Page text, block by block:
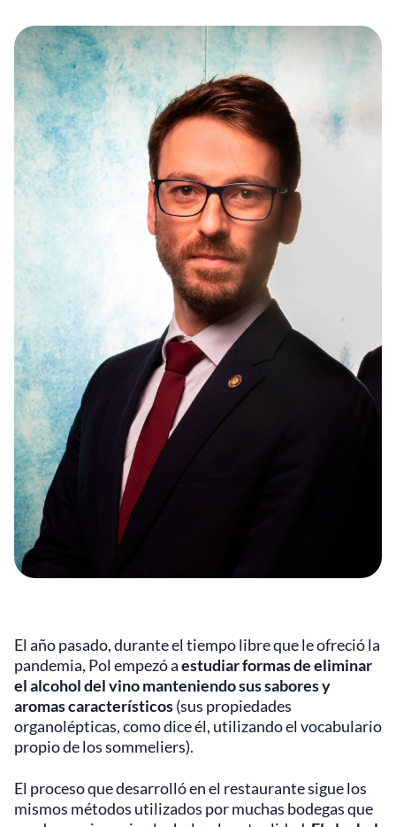
El año pasado, durante el tiempo libre que le ofreció la
pandemia, Pol empezó aestudiar formas de eliminar
el alcohol del vino manteniendo sus sabores y
aromas característicos(sus propiedades
organolépticas, como dice él, utilizando el vocabulario
propio de los sommeliers).
El proceso que desarrolló en el restaurante sigue los
mismos métodos utilizados por muchas bodegas que